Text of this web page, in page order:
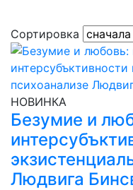
Сортировка
НОВИНКА
Безумие и
Людвига